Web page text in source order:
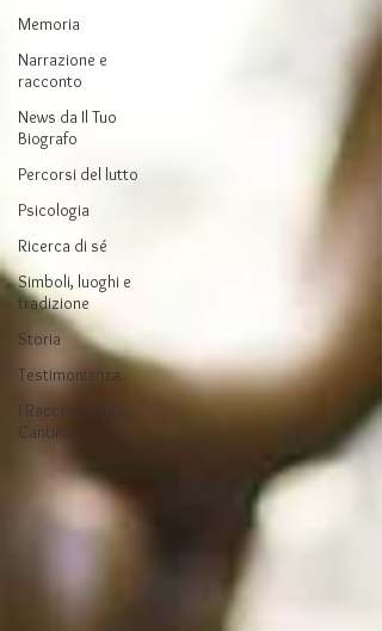
Memoria
Narrazione e
racconto
News da Il Tuo
Biografo
Percorsi del lutto
Psicologia
Ricerca di sé
Simboli, luoghi e
tradizione
Storia
Testimonianza
I Racconti della
Cantina